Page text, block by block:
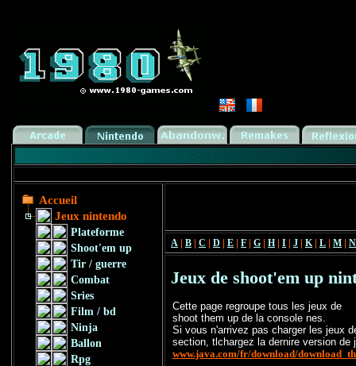
Accueil
Jeux nintendo
Plateforme
Shoot'em up
Tir / guerre
Combat
Sries
Film / bd
Ninja
Ballon
Rpg
A | B | C | D | E | F | G | H | I | J | K| L | M | N
Jeux de shoot'em up
Cette page regroupe tous les jeux de
shoot them up de la console nes.
Si vous n'arrivez pas charger les jeux
section, tlchargez la dernire version de
www.java.com/fr/download/